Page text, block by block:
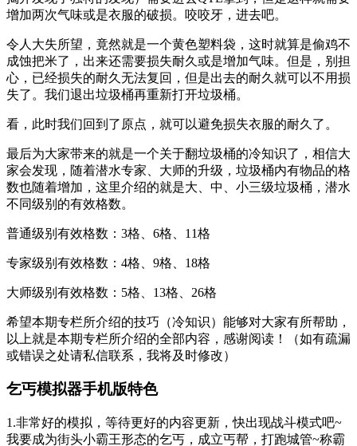
增加两次气味或是衣服的破损。咬咬牙，进去吧。
令人大失所望，竟然就是一个黄色塑料袋，这时就算是偷鸡不
成蚀把米了，出来还需要损失耐久或是增加气味。但是，别担
心，已经损失的耐久无法复回，但是出去的耐久就可以不用损
失了。我们退出垃圾桶再重新打开垃圾桶。
看，此时我们回到了原点，就可以避免损失衣服的耐久了。
最后为大家带来的就是一个关于翻垃圾桶的冷知识了，相信大
家会发现，随着潜水专家、大师的升级，垃圾桶内有物品的格
数也随着增加，这里介绍的就是大、中、小三级垃圾桶，潜水
不同级别的有效格数。
普通级别有效格数：3格、6格、11格
专家级别有效格数：4格、9格、18格
大师级别有效格数：5格、13格、26格
希望本期专栏所介绍的技巧（冷知识）能够对大家有所帮助，
以上就是本期专栏所介绍的全部内容，感谢阅读！（如有疏漏
或错误之处请私信联系，我将及时修改）
乞丐模拟器手机版特色
1.非常好的模拟，等待更好的内容更新，快出现战斗模式吧~
我要成为街头小霸王形态的乞丐，成立丐帮，打跑城管~称霸